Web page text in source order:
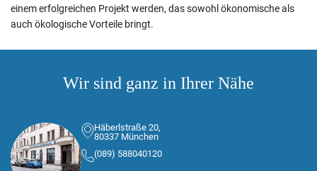
einem erfolgreichen Projekt werden, das sowohl ökonomische als
auch ökologische Vorteile bringt.
Wir sind ganz in Ihrer Nähe
Häberlstraße 20,
80337 München
(089) 588040120